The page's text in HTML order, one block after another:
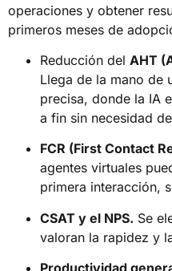
operaciones y obtener
primeros meses de
Reducción del AHT
Llega de la mano de
precisa, donde la IA
a fin sin necesidad
FCR (First Contact
agentes virtuales
primera interacción,
CSAT y el NPS. Se
valoran la rapidez y